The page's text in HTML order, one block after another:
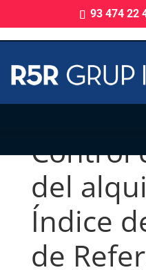
93 474 22
Control
del
Índice
de